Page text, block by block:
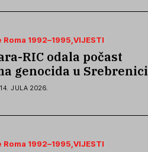
1992–1995 VIJESTI
RIC odala počast
genocida u Srebrenici i
na stradanje Roma iz
14. JULA 2026.
1992–1995 VIJESTI